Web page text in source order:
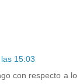
15:03
con respecto a lo